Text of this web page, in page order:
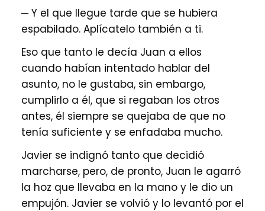
─ Y el que llegue tarde que se hubiera
espabilado. Aplícatelo también a ti.
Eso que tanto le decía Juan a ellos
cuando habían intentado hablar del
asunto, no le gustaba, sin embargo,
cumplirlo a él, que si regaban los otros
antes, él siempre se quejaba de que no
tenía suficiente y se enfadaba mucho.
Javier se indignó tanto que decidió
marcharse, pero, de pronto, Juan le agarró
la hoz que llevaba en la mano y le dio un
empujón. Javier se volvió y lo levantó por el